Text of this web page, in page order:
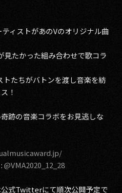
2015
2014
2012
2011
2009
ィストがあのVのオリジナル曲
たかった組み合わせで歌コラ
たちがバトンを渡し音楽を紡
！
跡の音楽コラボをお見逃しな
@VMA2020_12_28
式Twitterにて順次公開予定で